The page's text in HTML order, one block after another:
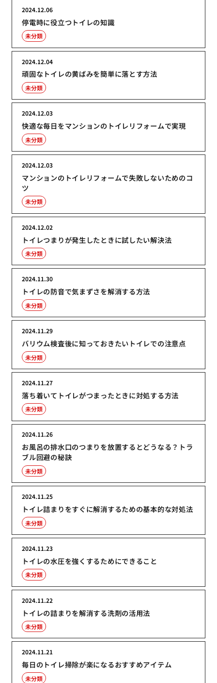
停電時に役立つトイレの知識
2024.12.06
未分類
頑固なトイレの黄ばみを簡単に落とす方法
2024.12.04
未分類
快適な毎日をマンションのトイレリフォームで実現
2024.12.03
未分類
マンションのトイレリフォームで失敗しないためのコ
ツ
2024.12.03
未分類
トイレつまりが発生したときに試したい解決法
2024.12.02
未分類
トイレの防音で気まずさを解消する方法
2024.11.30
未分類
バリウム検査後に知っておきたいトイレでの注意点
2024.11.29
未分類
落ち着いてトイレがつまったときに対処する方法
2024.11.27
未分類
お風呂の排水口のつまりを放置するとどうなる？トラ
ブル回避の秘訣
2024.11.26
未分類
トイレ詰まりをすぐに解消するための基本的な対処法
2024.11.25
未分類
トイレの水圧を強くするためにできること
2024.11.23
未分類
トイレの詰まりを解消する洗剤の活用法
2024.11.22
未分類
毎日のトイレ掃除が楽になるおすすめアイテム
2024.11.21
未分類